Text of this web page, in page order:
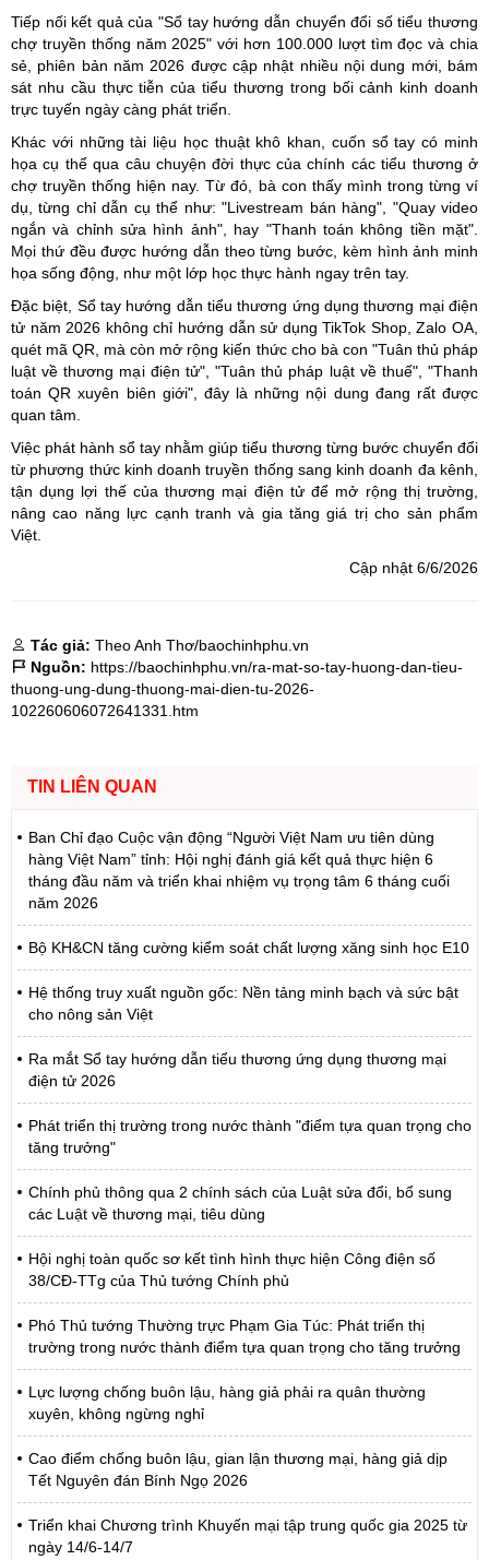
Tiếp nối kết quả của "Sổ tay hướng dẫn chuyển đổi số tiểu thương
chợ truyền thống năm 2025" với hơn 100.000 lượt tìm đọc và chia
sẻ, phiên bản năm 2026 được cập nhật nhiều nội dung mới, bám
sát nhu cầu thực tiễn của tiểu thương trong bối cảnh kinh doanh
trực tuyến ngày càng phát triển.
Khác với những tài liệu học thuật khô khan, cuốn sổ tay có minh
họa cụ thể qua câu chuyện đời thực của chính các tiểu thương ở
chợ truyền thống hiện nay. Từ đó, bà con thấy mình trong từng ví
dụ, từng chỉ dẫn cụ thể như: "Livestream bán hàng", "Quay video
ngắn và chỉnh sửa hình ảnh", hay "Thanh toán không tiền mặt".
Mọi thứ đều được hướng dẫn theo từng bước, kèm hình ảnh minh
họa sống động, như một lớp học thực hành ngay trên tay.
Đặc biệt, Sổ tay hướng dẫn tiểu thương ứng dụng thương mại điện
tử năm 2026 không chỉ hướng dẫn sử dụng TikTok Shop, Zalo OA,
quét mã QR, mà còn mở rộng kiến thức cho bà con "Tuân thủ pháp
luật về thương mại điện tử", "Tuân thủ pháp luật về thuế", "Thanh
toán QR xuyên biên giới", đây là những nội dung đang rất được
quan tâm.
Việc phát hành sổ tay nhằm giúp tiểu thương từng bước chuyển đổi
từ phương thức kinh doanh truyền thống sang kinh doanh đa kênh,
tận dụng lợi thế của thương mại điện tử để mở rộng thị trường,
nâng cao năng lực cạnh tranh và gia tăng giá trị cho sản phẩm
Việt.
Cập nhật 6/6/2026
Tác giả: Theo Anh Thơ/baochinhphu.vn
Nguồn: https://baochinhphu.vn/ra-mat-so-tay-huong-dan-tieu-
thuong-ung-dung-thuong-mai-dien-tu-2026-
102260606072641331.htm
TIN LIÊN QUAN
Ban Chỉ đạo Cuộc vận động “Người Việt Nam ưu tiên dùng
hàng Việt Nam” tỉnh: Hội nghị đánh giá kết quả thực hiện 6
tháng đầu năm và triển khai nhiệm vụ trọng tâm 6 tháng cuối
năm 2026
Bộ KH&CN tăng cường kiểm soát chất lượng xăng sinh học E10
Hệ thống truy xuất nguồn gốc: Nền tảng minh bạch và sức bật
cho nông sản Việt
Ra mắt Sổ tay hướng dẫn tiểu thương ứng dụng thương mại
điện tử 2026
Phát triển thị trường trong nước thành "điểm tựa quan trọng cho
tăng trưởng"
Chính phủ thông qua 2 chính sách của Luật sửa đổi, bổ sung
các Luật về thương mại, tiêu dùng
Hội nghị toàn quốc sơ kết tình hình thực hiện Công điện số
38/CĐ-TTg của Thủ tướng Chính phủ
Phó Thủ tướng Thường trực Phạm Gia Túc: Phát triển thị
trường trong nước thành điểm tựa quan trọng cho tăng trưởng
Lực lượng chống buôn lậu, hàng giả phải ra quân thường
xuyên, không ngừng nghỉ
Cao điểm chống buôn lậu, gian lận thương mại, hàng giả dịp
Tết Nguyên đán Bính Ngọ 2026
Triển khai Chương trình Khuyến mại tập trung quốc gia 2025 từ
ngày 14/6-14/7